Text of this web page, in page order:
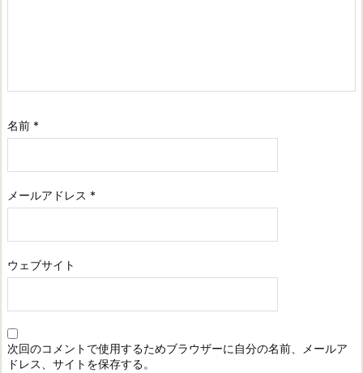
名前 *
メールアドレス *
ウェブサイト
次回のコメントで使用するためブラウザーに自分の名前、メールア
ドレス、サイトを保存する。